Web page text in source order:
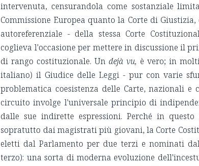
intervenuta, censurandola come sostanziale
Commissione Europea quanto la Corte di
autoreferenziale - della stessa Corte
coglieva l'occasione per mettere in discussione il
di rango costituzionale. Un dejà vu, è vero; in
italiano) il Giudice delle Leggi - pur con varie
problematica coesistenza delle Carte, nazionali
circuito involge l'universale principio di
dalle sue indirette espressioni. Perché in
sopratutto dai magistrati più giovani, la Corte
eletti dal Parlamento per due terzi e nominati
terzo): una sorta di moderna evoluzione